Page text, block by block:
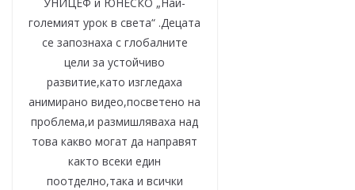
големият урок в света“ .Децата
се запознаха с глобалните
цели за устойчиво
развитие,като изгледаха
анимирано видео,посветено на
проблема,и размишляваха над
това какво могат да направят
както всеки един
поотделно,така и всички